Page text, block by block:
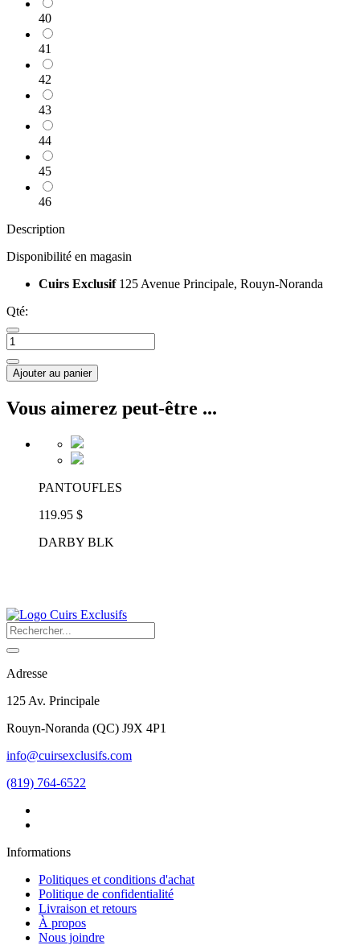
40
41
42
43
44
45
46
Description
Disponibilité en magasin
Cuirs Exclusif 125 Avenue Principale, Rouyn-Noranda
Qté:
Ajouter au panier
Vous aimerez peut-être ...
PANTOUFLES
119.95 $
DARBY BLK
Adresse
125 Av. Principale
Rouyn-Noranda (QC) J9X 4P1
info@cuirsexclusifs.com
(819) 764-6522
Informations
Politiques et conditions d'achat
Politique de confidentialité
Livraison et retours
À propos
Nous joindre